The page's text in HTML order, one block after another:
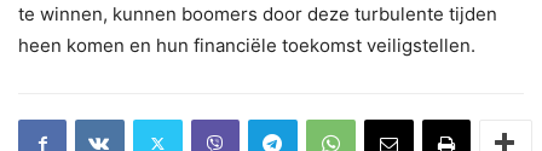
te winnen, kunnen boomers door deze turbulente tijden
heen komen en hun financiële toekomst veiligstellen.